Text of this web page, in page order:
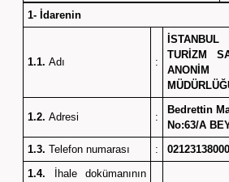
1- İdarenin
1.1. Adı :
TURİZM
ANONİM
1.2. Adresi :
Bedrettin
No:63/A
1.3. Telefon numarası :
02123138000
1.4. İhale dokümanının